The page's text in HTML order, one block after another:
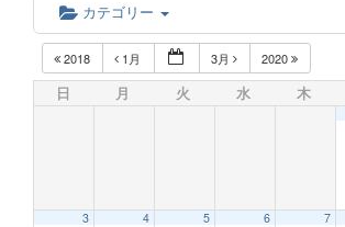
カテゴリー
2018 1月 3月 2020
日 月 火 水 木
3 4 5 6 7